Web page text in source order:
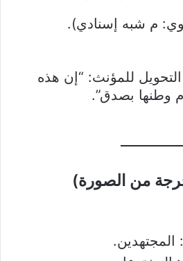
م شبه إسنادي).
“إن هذه
وطنها بصدق”.